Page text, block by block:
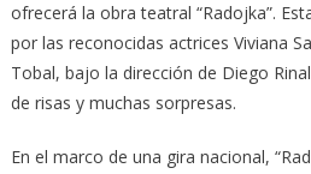
ofrecerá la obra teatral “Radojka”.
por las reconocidas actrices Viviana
Tobal, bajo la dirección de Diego
de risas y muchas sorpresas.
En el marco de una gira nacional,